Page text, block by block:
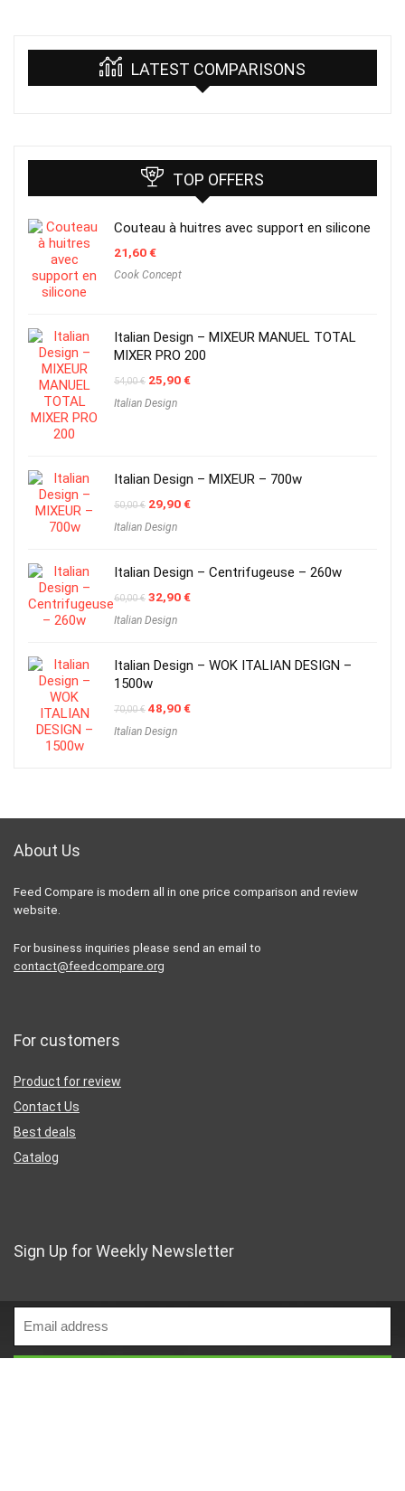
LATEST COMPARISONS
TOP OFFERS
Couteau à huitres avec support en silicone
21,60€
Cook Concept
Italian Design – MIXEUR MANUEL TOTAL
MIXER PRO 200
54,00€ Original
was:
25,90€Current
Italian Design
Italian Design – MIXEUR – 700w
50,00€ Original
was:
29,90€Current
Italian Design
Italian Design – Centrifugeuse – 260w
60,00€ Original
was:
32,90€Current
Italian Design
Italian Design – WOK ITALIAN DESIGN –
1500w
70,00€ Original
was:
48,90€Current
Italian Design
About Us
Feed Compare is modern all in one price comparison and review
website.
For business inquiries please send an email to
contact@feedcompare.org
For customers
Product for review
Contact Us
Best deals
Catalog
Sign Up for Weekly Newsletter